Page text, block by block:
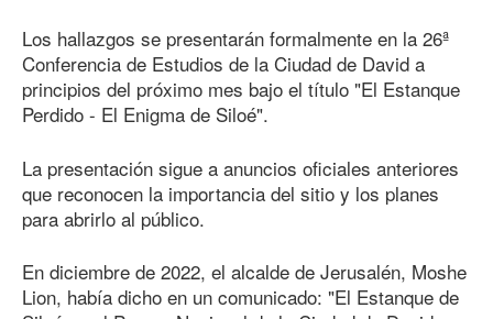
Los hallazgos se presentarán formalmente en la 26ª
Conferencia de Estudios de la Ciudad de David a
principios del próximo mes bajo el título "El Estanque
Perdido - El Enigma de Siloé".
La presentación sigue a anuncios oficiales anteriores
que reconocen la importancia del sitio y los planes
para abrirlo al público.
En diciembre de 2022, el alcalde de Jerusalén, Moshe
Lion, había dicho en un comunicado: "El Estanque de